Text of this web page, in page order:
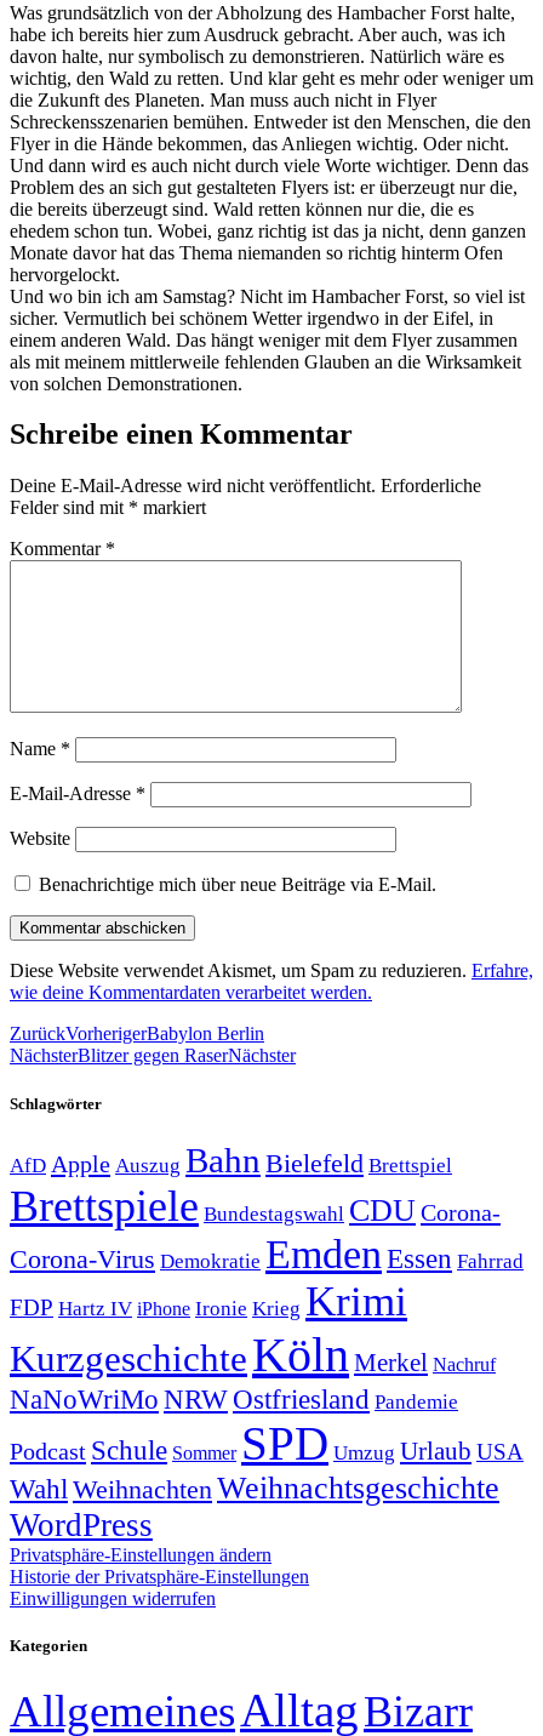
Was grundsätzlich von der Abholzung des Hambacher Forst halte,
habe ich bereits hier zum Ausdruck gebracht. Aber auch, was ich
davon halte, nur symbolisch zu demonstrieren. Natürlich wäre es
wichtig, den Wald zu retten. Und klar geht es mehr oder weniger um
die Zukunft des Planeten. Man muss auch nicht in Flyer
Schreckensszenarien bemühen. Entweder ist den Menschen, die den
Flyer in die Hände bekommen, das Anliegen wichtig. Oder nicht.
Und dann wird es auch nicht durch viele Worte wichtiger. Denn das
Problem des an sich gut gestalteten Flyers ist: er überzeugt nur die,
die bereits überzeugt sind. Wald retten können nur die, die es
ehedem schon tun. Wobei, ganz richtig ist das ja nicht, denn ganzen
Monate davor hat das Thema niemanden so richtig hinterm Ofen
hervorgelockt.
Und wo bin ich am Samstag? Nicht im Hambacher Forst, so viel ist
sicher. Vermutlich bei schönem Wetter irgendwo in der Eifel, in
einem anderen Wald. Das hängt weniger mit dem Flyer zusammen
als mit meinem mittlerweile fehlenden Glauben an die Wirksamkeit
von solchen Demonstrationen.
Schreibe einen Kommentar
Deine E-Mail-Adresse wird nicht veröffentlicht. Erforderliche
Felder sind mit * markiert
Kommentar *
Name *
E-Mail-Adresse *
Website
Benachrichtige mich über neue Beiträge via E-Mail.
Diese Website verwendet Akismet, um Spam zu reduzieren. Erfahre,
wie deine Kommentardaten verarbeitet werden.
ZurückVorherigerBabylon Berlin
NächsterBlitzer gegen RaserNächster
Schlagwörter
AfD Apple Auszug Bahn Bielefeld Brettspiel
Brettspiele Bundestagswahl CDUCorona-
Corona-Virus Demokratie Emden Essen Fahrrad
FDP Hartz IV iPhone Ironie Krieg Krimi
KurzgeschichteKöln Merkel Nachruf
NaNoWriMo NRWOstfriesland Pandemie
Podcast Schule Sommer SPD Umzug Urlaub USA
Wahl Weihnachten Weihnachtsgeschichte
WordPress
Privatsphäre-Einstellungen ändern
Historie der Privatsphäre-Einstellungen
Einwilligungen widerrufen
Kategorien
AllgemeinesAlltagBizarr